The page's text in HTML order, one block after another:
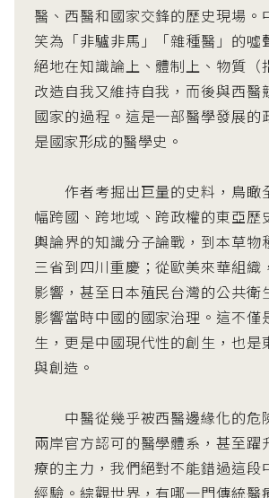
醫、西醫和國家交鋒的歷史現場。
笑為「非驢非馬」「雜種醫」的噓
絕地在知識論上、體制上、物質（
改造自我又維持自我，而後與西醫
國家的過程。這是一部醫學發展的
是國家形成的醫學史。
作者考掘出巨量的史料，鳥瞰
幅跨國、跨地域、跨政權的東亞歷
輿論界的知識分子論戰，到本草物
三省到四川重慶；從歐美來華組織
影響，甚至日本殖民台灣的公共衛
影響當時中國的國家治理。這不僅
生，更是中國現代性的創生，也是
與創造。
中醫從幾乎被西醫邊緣化的危
兩岸官方認可的醫學體系，甚至躍
療的主力，我們絕對不能錯過這段
經驗。綜觀世界，有哪一門傳統醫